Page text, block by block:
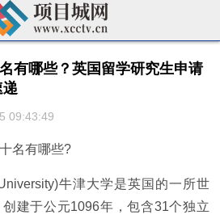
有哪些？英国留学研究生申请
09:43:49
名有哪些?
牛津大学是英国的一所世
建于公元1096年，包含31个独立